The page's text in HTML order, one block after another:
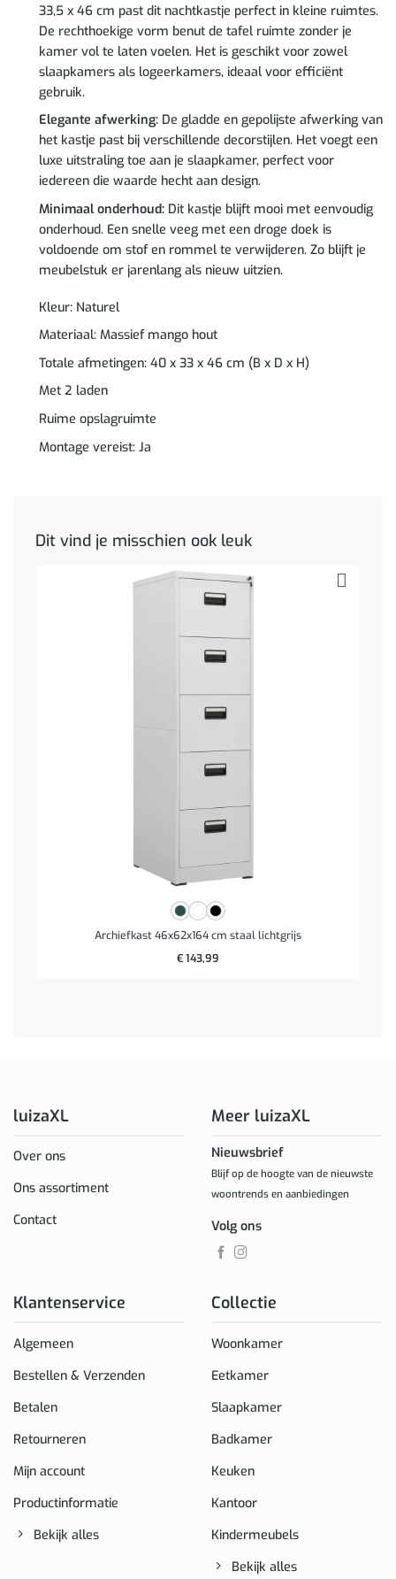
33,5 x 46 cm past dit nachtkastje perfect in kleine ruimtes.
De rechthoekige vorm benut de tafel ruimte zonder je
kamer vol te laten voelen. Het is geschikt voor zowel
slaapkamers als logeerkamers, ideaal voor efficiënt
gebruik.
Elegante afwerking:De gladde en gepolijste afwerking van
het kastje past bij verschillende decorstijlen. Het voegt een
luxe uitstraling toe aan je slaapkamer, perfect voor
iedereen die waarde hecht aan design.
Minimaal onderhoud:Dit kastje blijft mooi met eenvoudig
onderhoud. Een snelle veeg met een droge doek is
voldoende om stof en rommel te verwijderen. Zo blijft je
meubelstuk er jarenlang als nieuw uitzien.
Kleur: Naturel
Materiaal: Massief mango hout
Totale afmetingen: 40 x 33 x 46 cm (B x D x H)
Met 2 laden
Ruime opslagruimte
Montage vereist: Ja
Dit vind je misschien ook leuk
Archiefkast 46x62x164 cm staal lichtgrijs
€143,99
luizaXL
Over ons
Ons assortiment
Contact
Klantenservice
Algemeen
Bestellen & Verzenden
Betalen
Retourneren
Mijn account
Productinformatie
Bekijk alles
Collectie
Woonkamer
Eetkamer
Slaapkamer
Badkamer
Keuken
Kantoor
Kindermeubels
Bekijk alles
Meer luizaXL
Nieuwsbrief
Blijf op de hoogte van de nieuwste
woontrends en aanbiedingen
Volg ons